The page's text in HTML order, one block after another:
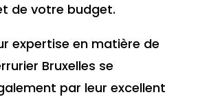
de votre budget.
expertise en matière de
Bruxelles se
par leur excellent